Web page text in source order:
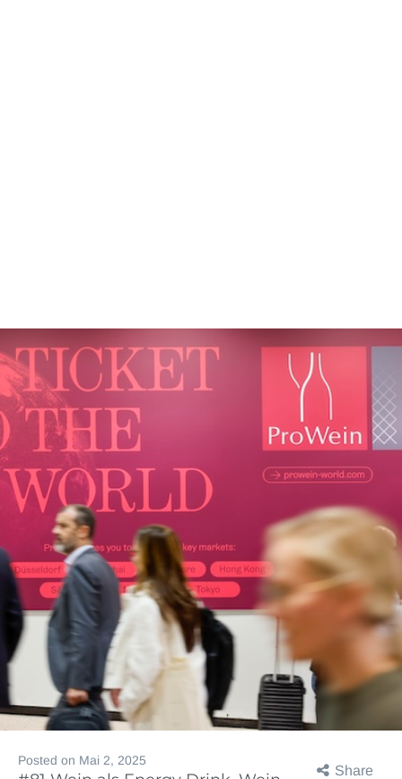
Share
Posted on Mai 2, 2025